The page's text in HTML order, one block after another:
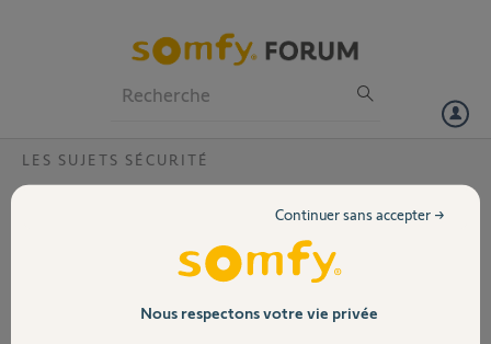
Volet
LES SUJETS SÉCURITÉ
Feebox POP + protexiom, ports ouverts
Bonjour,
Paasé sur Freebox pop
depuis peu, j'ai parcouru
Nous respectons votre vie privée
Continuer sans accepter →